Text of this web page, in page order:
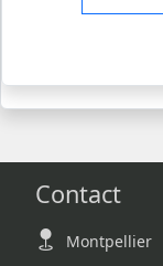
Contact
Montpellier